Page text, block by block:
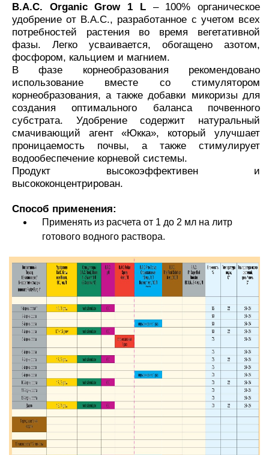
B.A.C. Organic Grow 1 L– 100% органическое
удобрение от B.A.C., разработанное с учетом всех
потребностей растения во время вегетативной
фазы. Легко усваивается, обогащено азотом,
фосфором, кальцием и магнием.
В фазе корнеобразования рекомендовано
использование вместе со стимулятором
корнеобразования, а также добавки микоризы для
создания оптимального баланса почвенного
субстрата. Удобрение содержит натуральный
смачивающий агент «Юкка», который улучшает
проницаемость почвы, а также стимулирует
водообеспечение корневой системы.
Продукт высокоэффективен и
высококонцентрирован.
Способ применения:
Применять из расчета от 1 до 2 мл на литр
готового водного раствора.